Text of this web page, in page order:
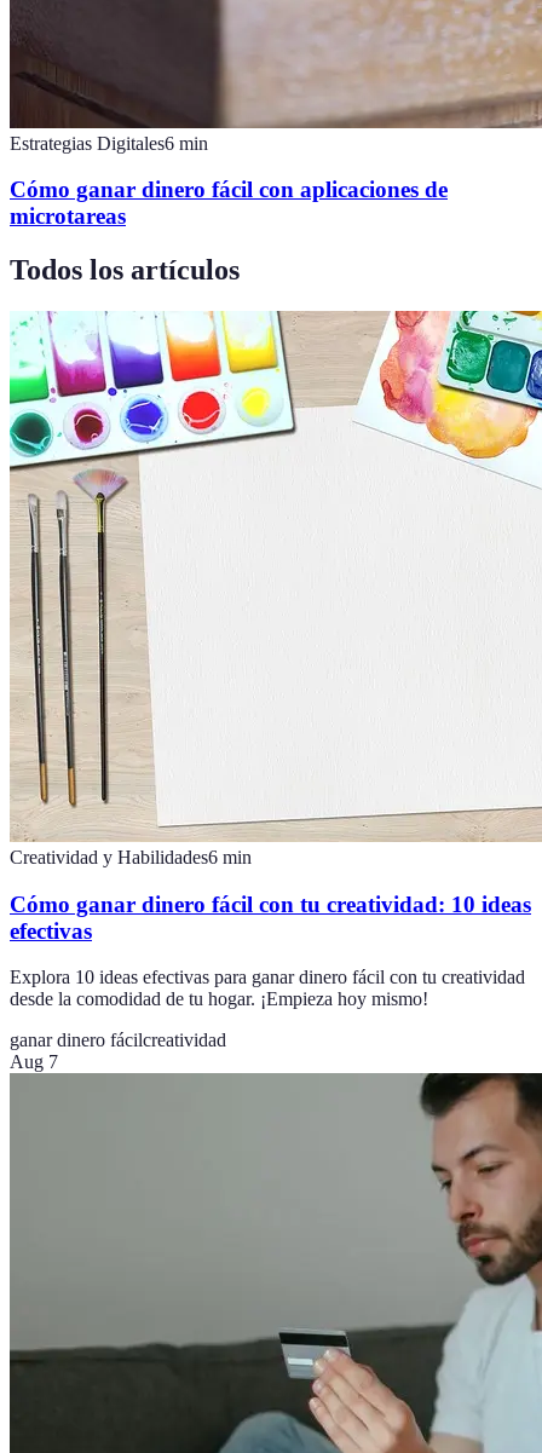
Estrategias Digitales6 min
Cómo ganar dinero fácil con aplicaciones de
microtareas
Todos los artículos
Creatividad y Habilidades6 min
Cómo ganar dinero fácil con tu creatividad: 10 ideas
efectivas
Explora 10 ideas efectivas para ganar dinero fácil con tu creatividad
desde la comodidad de tu hogar. ¡Empieza hoy mismo!
ganar dinero fácilcreatividad
Aug 7